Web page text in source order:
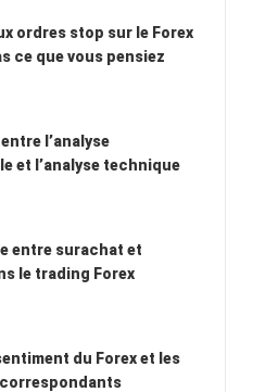
ordres stop sur le Forex
ce que vous pensiez
l’analyse
et l’analyse technique
entre surachat et
le trading Forex
du Forex et les